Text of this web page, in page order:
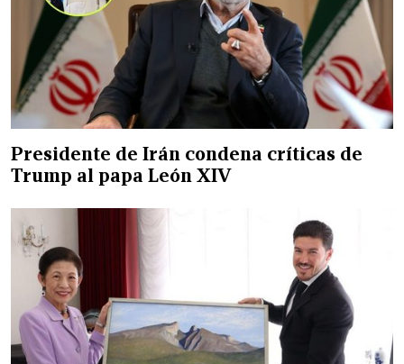
Presidente de Irán condena críticas de
Trump al papa León XIV